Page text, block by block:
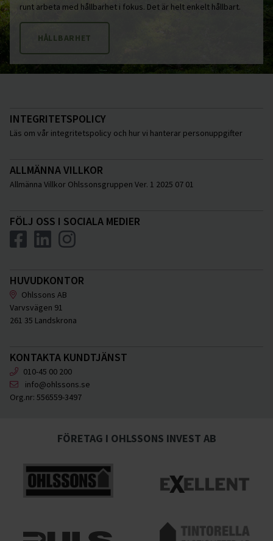
runt arbeta med hållbarhet i fokus. Det är helt enkelt hållbart.
HÅLLBARHET
INTEGRITETSPOLICY
Läs om vår integritetspolicy och hur vi hanterar personuppgifter
ALLMÄNNA VILLKOR
Allmänna Villkor Ohlssonsgruppen Ver. 1 2025 07 01
FÖLJ OSS I SOCIALA MEDIER
HUVUDKONTOR
Ohlssons AB
Varvsvägen 91
261 35 Landskrona
KONTAKTA KUNDTJÄNST
010-45 00 200
info@ohlssons.se
Org.nr: 556559-3497
FÖRETAG I OHLSSONS INVEST AB